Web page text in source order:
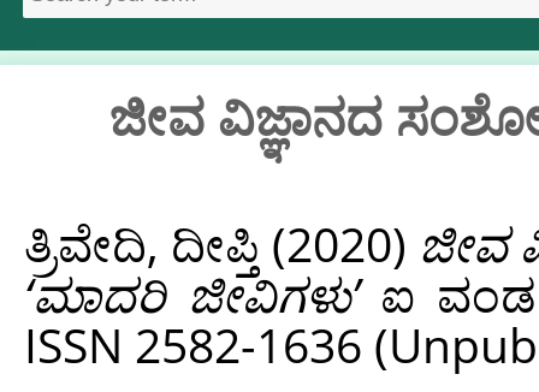
ಜೀವ ವಿಜ್ಞಾನದ
ತ್ರಿವೇದಿ, ದೀಪ್ತಿ (2020) ಜೀವ
‘ಮಾದರಿ ಜೀವಿಗಳು’ಐ
ISSN 2582-1636